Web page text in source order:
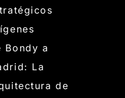
Bondy a
La
de